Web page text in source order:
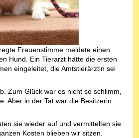
Frauenstimme meldete einen
Hund. Ein Tierarzt hätte die ersten
eingeleitet, die Amtstierärztin sei
Zum Glück war es nicht so schlimm,
Aber in der Tat war die Besitzerin
sie wieder auf und vermittelten sie
Kosten blieben wir sitzen.